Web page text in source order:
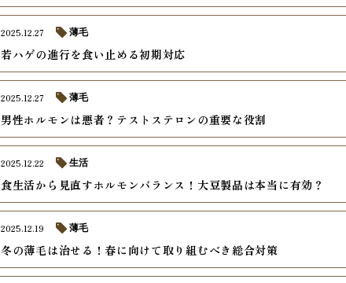
若ハゲの進行を食い止める初期対応
2025.12.27 薄毛
男性ホルモンは悪者？テストステロンの重要な役割
2025.12.27 薄毛
食生活から見直すホルモンバランス！大豆製品は本当に有効？
2025.12.22 生活
冬の薄毛は治せる！春に向けて取り組むべき総合対策
2025.12.19 薄毛